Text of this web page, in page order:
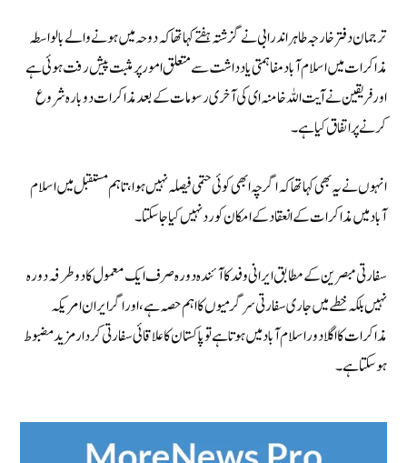
ترجمان دفتر خارجہ طاہر اندرابی نے گزشتہ ہفتے کہا تھا کہ دوحہ میں ہونے والے بالواسطہ
مذاکرات میں اسلام آباد مفاہمتی یادداشت سے متعلق امور پر مثبت پیش رفت ہوئی ہے
اور فریقین نے آیت اللہ خامنہ ای کی آخری رسومات کے بعد مذاکرات دوبارہ شروع
کرنے پر اتفاق کیا ہے۔
انہوں نے یہ بھی کہا تھا کہ اگرچہ ابھی کوئی حتمی فیصلہ نہیں ہوا، تاہم مستقبل میں اسلام
آباد میں مذاکرات کے انعقاد کے امکان کو رد نہیں کیا جا سکتا۔
سفارتی مبصرین کے مطابق ایرانی وفد کا آئندہ دورہ صرف ایک معمول کا دوطرفہ دورہ
نہیں بلکہ خطے میں جاری سفارتی سرگرمیوں کا اہم حصہ ہے، اور اگر ایران امریکہ
مذاکرات کا اگلا دور اسلام آباد میں ہوتا ہے تو پاکستان کا علاقائی سفارتی کردار مزید مضبوط
ہو سکتا ہے۔